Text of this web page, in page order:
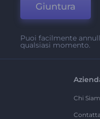
Giuntura
Puoi facilmente
qualsiasi momento.
Chi